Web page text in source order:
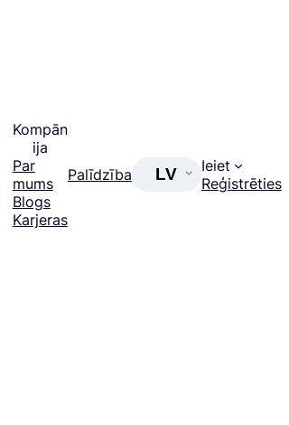
Kompān
ija
Par
mums
Blogs
Karjeras
Palīdzība LV
Ieiet
Reģistrēties